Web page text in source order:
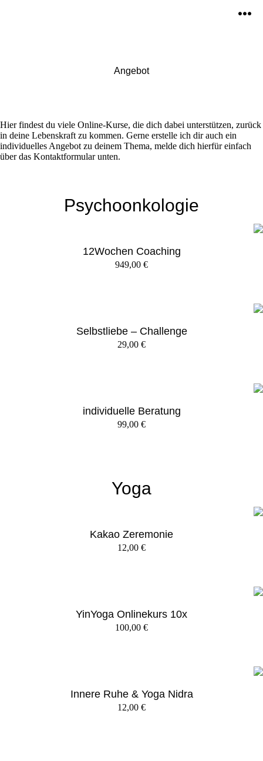
Angebot
Hier findest du viele Online-Kurse, die dich dabei unterstützen, zurück
in deine Lebenskraft zu kommen. Gerne erstelle ich dir auch ein
individuelles Angebot zu deinem Thema, melde dich hierfür einfach
über das Kontaktformular unten.
Psychoonkologie
12Wochen Coaching
949,00 €
Selbstliebe – Challenge
29,00 €
individuelle Beratung
99,00 €
Yoga
Kakao Zeremonie
12,00 €
YinYoga Onlinekurs 10x
100,00 €
Innere Ruhe & Yoga Nidra
12,00 €